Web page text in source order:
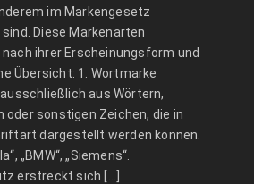
im Markengesetz
Diese Markenarten
ihrer Erscheinungsform und
Übersicht: 1. Wortmarke
aus Wörtern,
oder sonstigen Zeichen, die in
dargestellt werden können.
„BMW“, „Siemens“.
erstreckt sich […]